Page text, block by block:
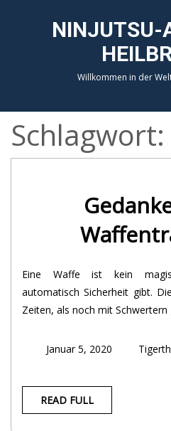
NINJUTSU-
Willkommen in der
Schlagwort:
Eine Waffe ist kein
automatisch Sicherheit gibt.
Zeiten, als noch mit
Januar 5, 2020
READ FULL